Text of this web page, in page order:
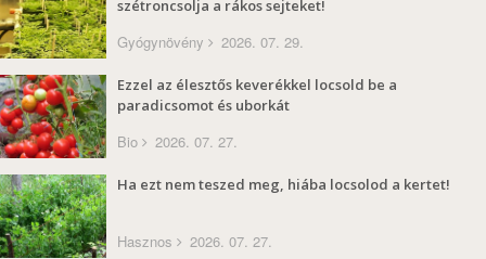
szétroncsolja a rákos sejteket!
Gyógynövény 2026. 07. 29.
Ezzel az élesztős keverékkel locsold be a
paradicsomot és uborkát
Bio 2026. 07. 27.
Ha ezt nem teszed meg, hiába locsolod a kertet!
Hasznos 2026. 07. 27.